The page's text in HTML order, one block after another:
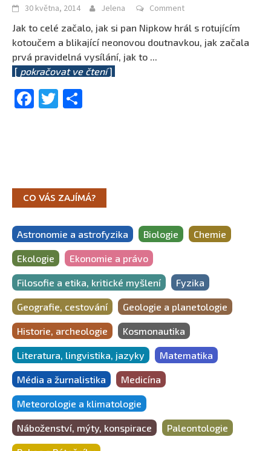
30 května, 2014 Jelena Comment
Jak to celé začalo, jak si pan Nipkow hrál s rotujícím
kotoučem a blikající neonovou doutnavkou, jak začala
prvá pravidelná vysílání, jak to ...
[ pokračovat ve čtení]
Facebook
Twitter
CO VÁS ZAJÍMÁ?
Astronomie a astrofyzika Biologie Chemie
Ekologie Ekonomie a právo
Filosofie a etika, kritické myšlení Fyzika
Geografie, cestování Geologie a planetologie
Historie, archeologie Kosmonautika
Literatura, lingvistika, jazyky Matematika
Média a žurnalistika Medicína
Meteorologie a klimatologie
Náboženství, mýty, konspirace Paleontologie